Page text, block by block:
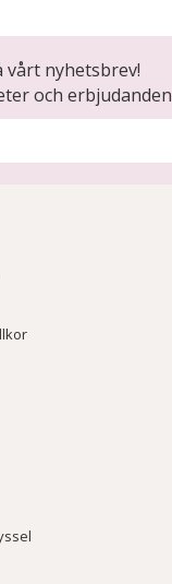
vårt nyhetsbrev!
och erbjudanden